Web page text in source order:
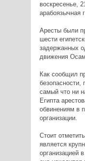
воскресенье,
арабоязычная
Аресты были
шести
задержанных
движения
Как сообщил
самый что ни
Египта
обвинениям в
организации.
Стоит
является
организацией